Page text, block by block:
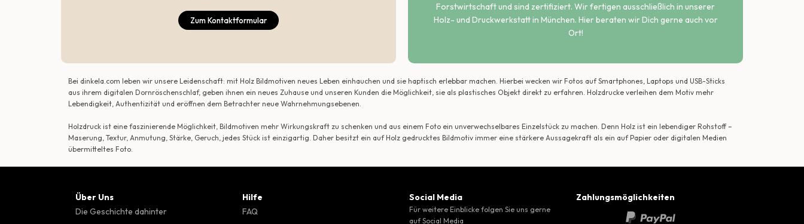
Zum Kontaktformular
Forstwirtschaft und sind zertifiziert. Wir fertigen ausschließlich in unserer
Holz- und Druckwerkstatt in München. Hier beraten wir Dich gerne auch vor
Ort!
Bei dinkela.com leben wir unsere Leidenschaft: mit Holz Bildmotiven neues Leben einhauchen und sie haptisch erlebbar machen. Hierbei wecken wir Fotos auf Smartphones, Laptops und USB-Sticks
aus ihrem digitalen Dornröschenschlaf, geben ihnen ein neues Zuhause und unseren Kunden die Möglichkeit, sie als plastisches Objekt direkt zu erfahren. Holzdrucke verleihen dem Motiv mehr
Lebendigkeit, Authentizität und eröffnen dem Betrachter neue Wahrnehmungsebenen.
Holzdruck ist eine faszinierende Möglichkeit, Bildmotiven mehr Wirkungskraft zu schenken und aus einem Foto ein unverwechselbares Einzelstück zu machen. Denn Holz ist ein lebendiger Rohstoff –
Maserung, Textur, Anmutung, Stärke, Geruch, jedes Stück ist einzigartig. Daher besitzt ein auf Holz gedrucktes Bildmotiv immer eine stärkere Aussagekraft als ein auf Papier oder digitalen Medien
übermitteltes Foto.
Über Uns
Die Geschichte dahinter
Hilfe
FAQ
Social Media
Für weitere Einblicke folgen Sie uns gerne
auf Social Media
Zahlungsmöglichkeiten